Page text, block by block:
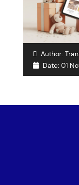
Author:
Date: 01